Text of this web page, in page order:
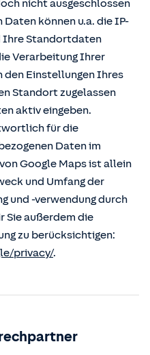
nicht ausgeschlossen
können u.a. die IP-
Ihre Standortdaten
Verarbeitung Ihrer
den Einstellungen Ihres
Standort zugelassen
aktiv eingeben.
für die
Daten im
Google Maps ist allein
und Umfang der
und -verwendung durch
Sie außerdem die
zu berücksichtigen:
privacy/.